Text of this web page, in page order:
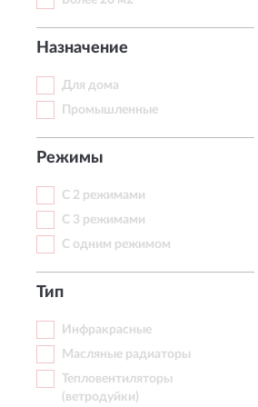
Назначение
Для дома
Промышленные
Режимы
С 2 режимами
С 3 режимами
С одним режимом
Тип
Инфракрасные
Масляные радиаторы
Тепловентиляторы
(ветродуйки)